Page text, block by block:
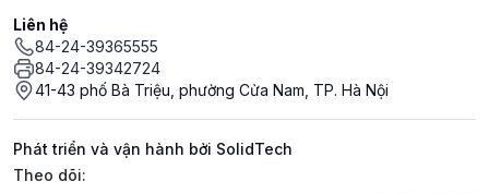
Liên hệ
84-24-39365555
84-24-39342724
41-43 phố Bà Triệu, phường Cửa Nam, TP. Hà Nội
Phát triển và vận hành bởi SolidTech
Mạng xã hội
Theo dõi: